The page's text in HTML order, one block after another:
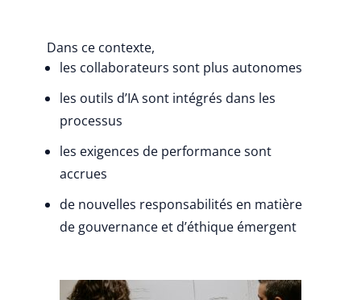
Dans ce contexte,
les collaborateurs sont plus autonomes
les outils d’IA sont intégrés dans les
processus
les exigences de performance sont
accrues
de nouvelles responsabilités en matière
de gouvernance et d’éthique émergent